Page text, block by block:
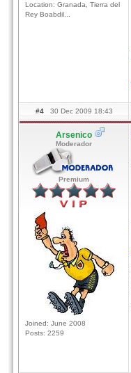
Location: Granada, Tierra del
Rey Boabdil...
#4 30 Dec 2009 18:43
Arsenico
Moderador
Premium
Joined: June 2008
Posts: 2259